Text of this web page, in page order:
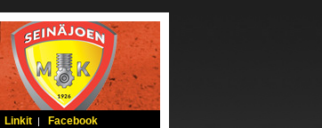
Linkit | Facebook